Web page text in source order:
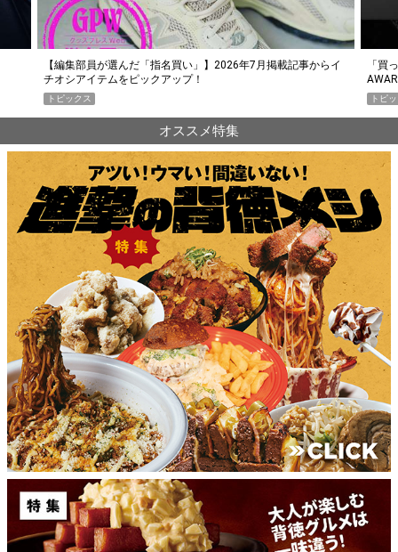
「買って損なし」の極上スマホ5選【GoodsPress 2026上半期
AWARD】
トピックス
薄着
PR
オススメ特集